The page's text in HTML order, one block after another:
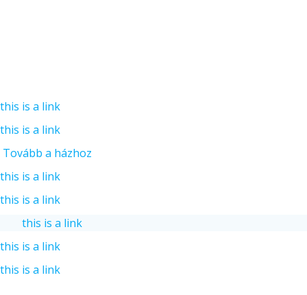
this is a link
this is a link
Tovább a házhoz
this is a link
this is a link
this is a link
this is a link
this is a link